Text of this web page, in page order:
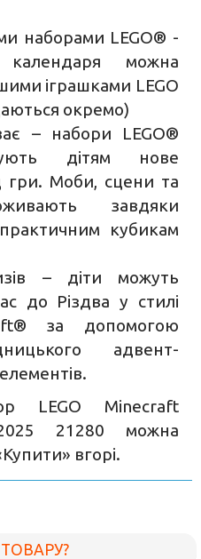
наборами LEGO® -
можна
іграшками LEGO
окремо)
– набори LEGO®
дітям нове
гри. Моби, сцени та
завдяки
кубикам
– діти можуть
до Різдва у стилі
за допомогою
адвент-
LEGO Minecraft
21280 можна
вгорі.